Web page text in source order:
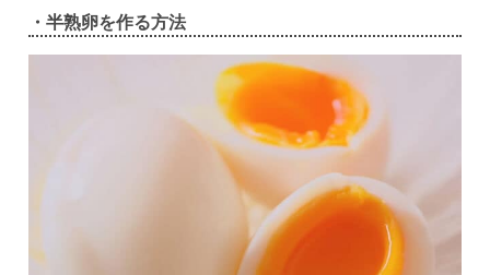
・半熟卵を作る方法